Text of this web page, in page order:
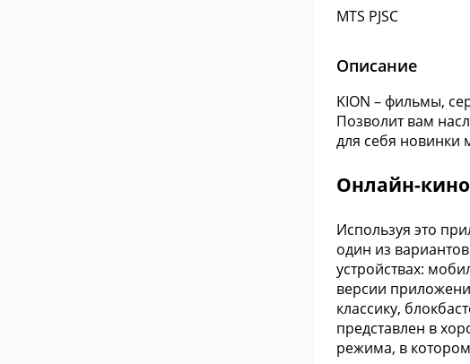
MTS PJSC
Описание
KION – фильмы,
Позволит вам
для себя новинки
Онлайн-
Используя это
один из
устройствах:
версии
классику,
представлен в
режима, в